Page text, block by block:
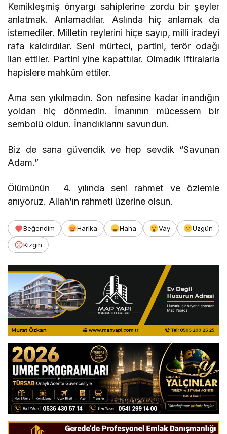
Kemikleşmiş önyargı sahiplerine zordu bir şeyler
anlatmak. Anlamadılar. Aslında hiç anlamak da
istemediler. Milletin reylerini hiçe sayıp, milli iradeyi
rafa kaldırdılar. Seni mürteci, partini, terör odağı
ilan ettiler. Partini yine kapattılar. Olmadık iftiralarla
hapislere mahkûm ettiler.
Ama sen yıkılmadın. Son nefesine kadar inandığın
yoldan hiç dönmedin. İmanının mücessem bir
sembolü oldun. İnandıklarını savundun.
Biz de sana güvendik ve hep sevdik “Savunan
Adam.”
Ölümünün 4. yılında seni rahmet ve özlemle
anıyoruz. Allah’ın rahmeti üzerine olsun.
Beğendim Harika Haha Vay
Üzgün
Kızgın